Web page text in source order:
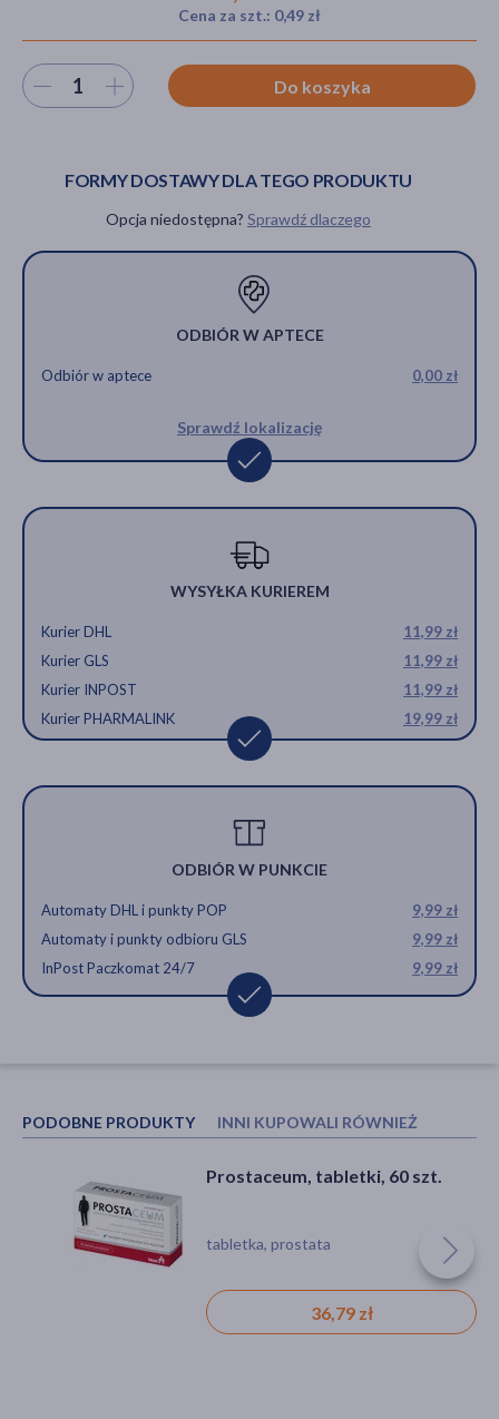
Cena za szt.: 0,49 zł
Wybierz ilość Do koszyka
FORMY DOSTAWY DLA TEGO PRODUKTU
Opcja niedostępna? Sprawdź dlaczego
ODBIÓR W APTECE
Odbiór w aptece 0,00 zł
Sprawdź lokalizację
WYSYŁKA KURIEREM
Kurier DHL
11,99 zł
Kurier GLS
11,99 zł
Kurier INPOST
11,99 zł
Kurier PHARMALINK
19,99 zł
ODBIÓR W PUNKCIE
Automaty DHL i punkty POP
9,99 zł
Automaty i punkty odbioru GLS
9,99 zł
InPost Paczkomat 24/7
9,99 zł
PODOBNE PRODUKTY INNI KUPOWALI RÓWNIEŻ
Prostaceum, tabletki, 60 szt.
tabletka, prostata
36,79 zł
Produkty Bonifraterskie
tabletka, stres, zmęczenie
20,99 zł